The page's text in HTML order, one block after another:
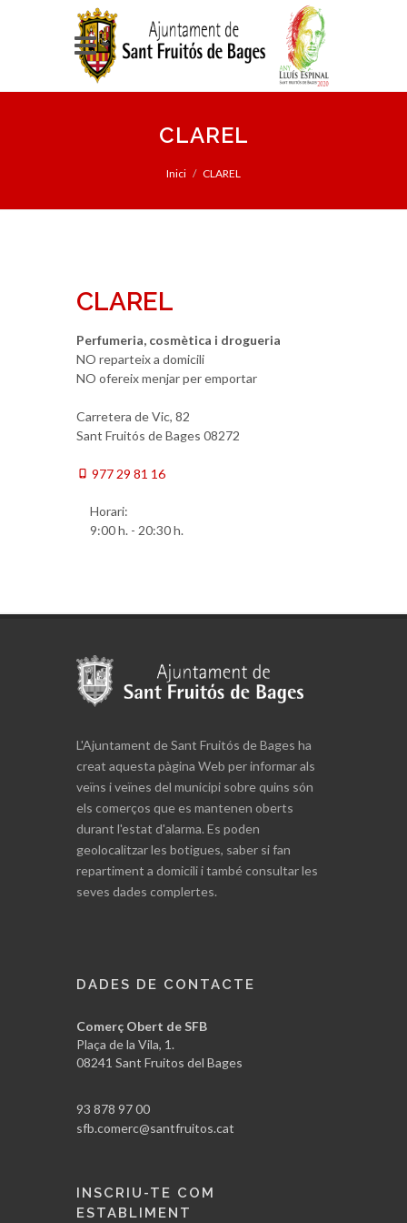
CLAREL
Inici CLAREL
CLAREL
Perfumeria, cosmètica i drogueria
NO reparteix a domicili
NO ofereix menjar per emportar
Carretera de Vic, 82
Sant Fruitós de Bages 08272
977 29 81 16
Horari:
9:00 h. - 20:30 h.
L'Ajuntament de Sant Fruitós de Bages ha
creat aquesta pàgina Web per informar als
veïns i veïnes del municipi sobre quins són
els comerços que es mantenen oberts
durant l'estat d'alarma. Es poden
geolocalitzar les botigues, saber si fan
repartiment a domicili i també consultar les
seves dades complertes.
DADES DE CONTACTE
Comerç Obert de SFB
Plaça de la Vila, 1.
08241 Sant Fruitos del Bages
93 878 97 00
sfb.comerc@santfruitos.cat
INSCRIU-TE COM
ESTABLIMENT